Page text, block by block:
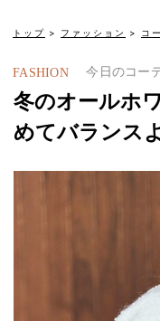
トップ ファッション コ
FASHION 今日のコー
冬のオールホ
めてバランス